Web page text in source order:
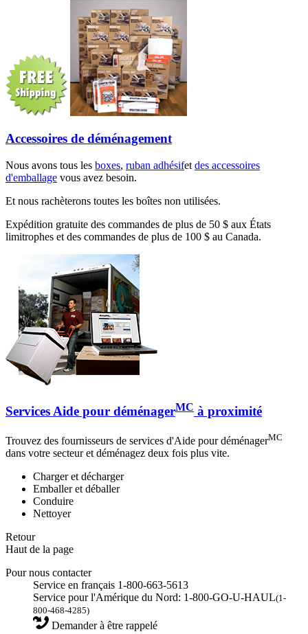
Accessoires de déménagement
Nous avons tous les boxes, ruban adhésifet des accessoires
d'emballage vous avez besoin.
Et nous rachèterons toutes les boîtes non utilisées.
Expédition gratuite des commandes de plus de 50 $ aux États
limitrophes et des commandes de plus de 100 $ au Canada.
Services Aide pour déménagerMC à proximité
Trouvez des fournisseurs de services d'Aide pour déménagerMC
dans votre secteur et déménagez deux fois plus vite.
Charger et décharger
Emballer et déballer
Conduire
Nettoyer
Retour
Haut de la page
Pour nous contacter
Service en français 1-800-663-5613
Service pour l'Amérique du Nord: 1-800-GO-U-HAUL(1-
800-468-4285)
Demander à être rappelé